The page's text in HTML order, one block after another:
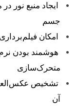
ایجاد منبع نور
جسم
امکان
هوشمند بودن
متحرک‌سازی
تشخیص
آن